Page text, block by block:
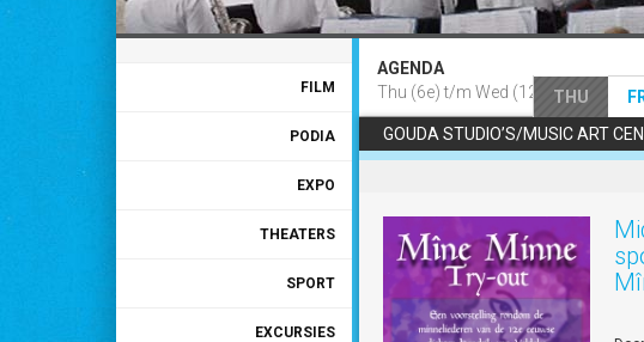
FILM
PODIA
EXPO
THEATERS
SPORT
EXCURSIES
THU
AGENDA
Thu (6e) t/m Wed (12e)
GOUDA STUDIO’S/MUSIC ART